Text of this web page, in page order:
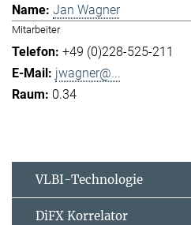
Jan Wagner
Mitarbeiter
+49 (0)228-525-211
jwagner@...
0.34
VLBI-Technologie
DiFX Korrelator